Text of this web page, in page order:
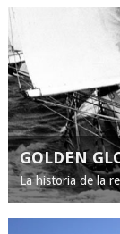
GOLDEN
La historia de la